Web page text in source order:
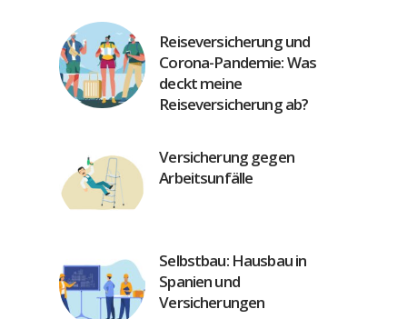
Reiseversicherung und
Corona-Pandemie: Was
deckt meine
Reiseversicherung ab?
Versicherung gegen
Arbeitsunfälle
Selbstbau: Hausbau in
Spanien und
Versicherungen